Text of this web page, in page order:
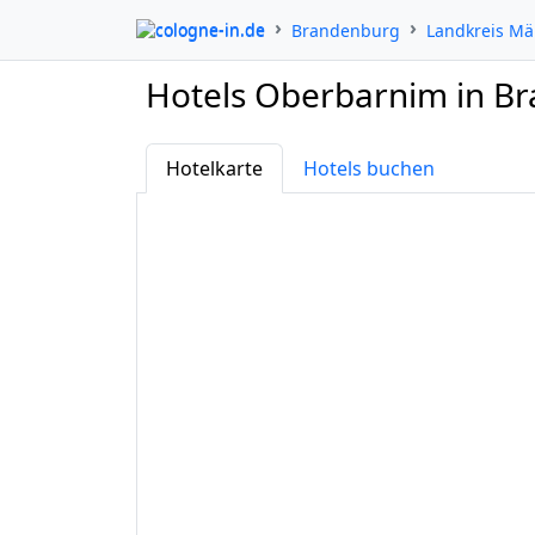
cologne-in.de Brandenburg Landkreis
Hotels Oberbarnim in
Hotelkarte Hotels buchen